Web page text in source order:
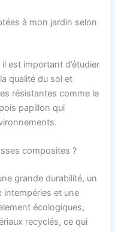
à mon jardin selon
est important d’étudier
qualité du sol et
résistantes comme le
papillon qui
composites ?
grande durabilité, un
intempéries et une
écologiques,
recyclés, ce qui